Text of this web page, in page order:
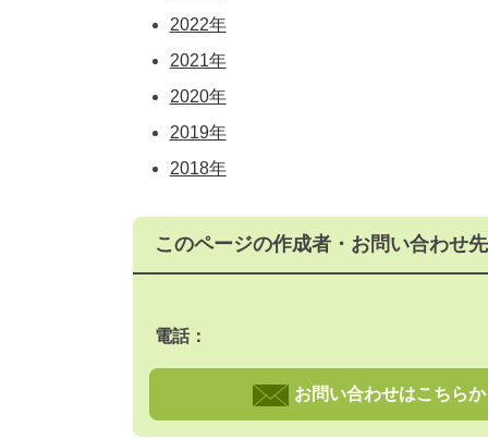
2022年
2021年
2020年
2019年
2018年
このページの作成者・お問い合わせ先
電話：
お問い合わせはこちら